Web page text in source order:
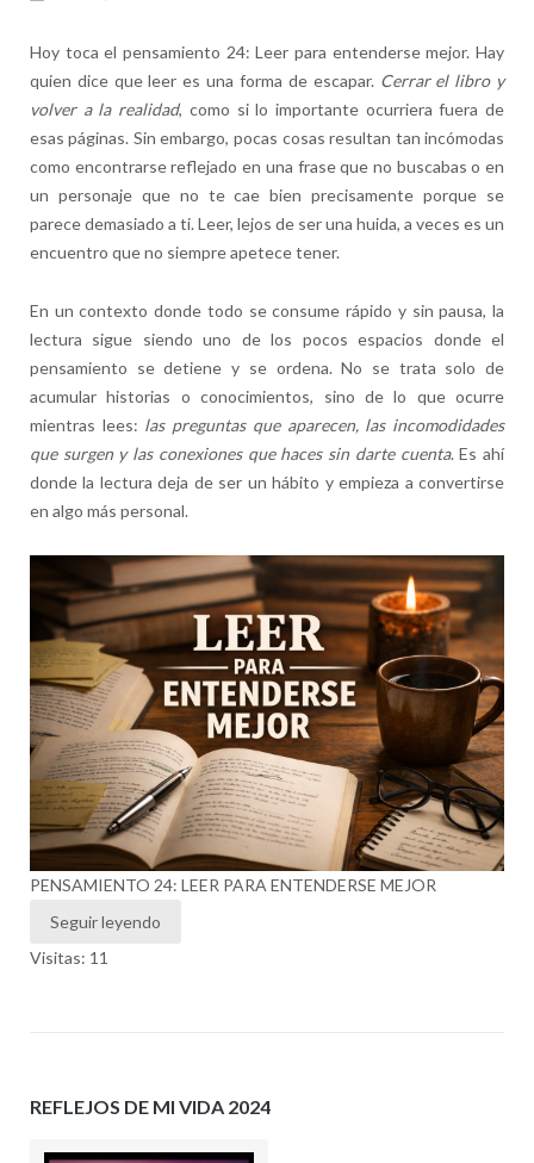
Hoy toca el pensamiento 24: Leer para entenderse mejor. Hay
quien dice que leer es una forma de escapar. Cerrar el libro y
volver a la realidad, como si lo importante ocurriera fuera de
esas páginas. Sin embargo, pocas cosas resultan tan incómodas
como encontrarse reflejado en una frase que no buscabas o en
un personaje que no te cae bien precisamente porque se
parece demasiado a ti. Leer, lejos de ser una huida, a veces es un
encuentro que no siempre apetece tener.
En un contexto donde todo se consume rápido y sin pausa, la
lectura sigue siendo uno de los pocos espacios donde el
pensamiento se detiene y se ordena. No se trata solo de
acumular historias o conocimientos, sino de lo que ocurre
mientras lees: las preguntas que aparecen, las incomodidades
que surgen y las conexiones que haces sin darte cuenta. Es ahí
donde la lectura deja de ser un hábito y empieza a convertirse
en algo más personal.
PENSAMIENTO 24: LEER PARA ENTENDERSE MEJOR
Seguir leyendo
Visitas: 11
REFLEJOS DE MI VIDA 2024